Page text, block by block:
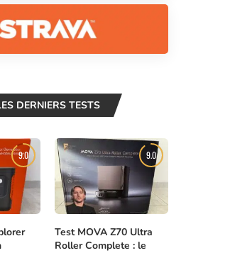
DERNIERS TESTS
9.0 9.0
Test MOVA Z70 Ultra
Roller Complete : le